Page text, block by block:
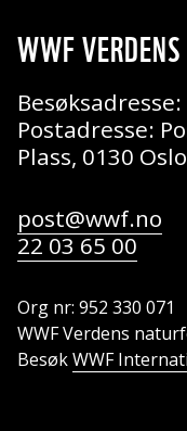
WWF
Postadresse:
Plass, 0130 Oslo
post@wwf.no
22 03 65 00
Org nr: 952 330 071
WWF Verdens
BesøkWWF